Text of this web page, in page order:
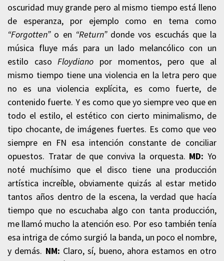
oscuridad muy grande pero al mismo tiempo está lleno
de esperanza, por ejemplo como en tema como
“Forgotten”o en “Return”donde vos escuchás que la
música fluye más para un lado melancólico con un
estilo casoFloydiano por momentos, pero que al
mismo tiempo tiene una violencia en la letra pero que
no es una violencia explícita, es como fuerte, de
contenido fuerte. Y es como que yo siempre veo que en
todo el estilo, el estético con cierto minimalismo, de
tipo chocante, de imágenes fuertes. Es como que veo
siempre en FN esa intención constante de conciliar
opuestos. Tratar de que conviva la orquesta. MD: Yo
noté muchísimo que el disco tiene una producción
artística increíble, obviamente quizás al estar metido
tantos años dentro de la escena, la verdad que hacía
tiempo que no escuchaba algo con tanta producción,
me llamó mucho la atención eso. Por eso también tenía
esa intriga de cómo surgió la banda, un poco el nombre,
y demás. NM: Claro, sí, bueno, ahora estamos en otro